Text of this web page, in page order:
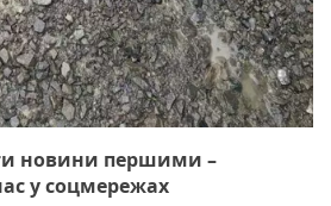
новини першими –
у соцмережах